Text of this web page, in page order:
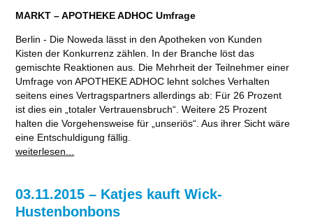
MARKT – APOTHEKE ADHOC Umfrage
Berlin - Die Noweda lässt in den Apotheken von Kunden
Kisten der Konkurrenz zählen. In der Branche löst das
gemischte Reaktionen aus. Die Mehrheit der Teilnehmer einer
Umfrage von APOTHEKE ADHOC lehnt solches Verhalten
seitens eines Vertragspartners allerdings ab: Für 26 Prozent
ist dies ein „totaler Vertrauensbruch“. Weitere 25 Prozent
halten die Vorgehensweise für „unseriös“. Aus ihrer Sicht wäre
eine Entschuldigung fällig.
weiterlesen...
03.11.2015 – Katjes kauft Wick-
Hustenbonbons